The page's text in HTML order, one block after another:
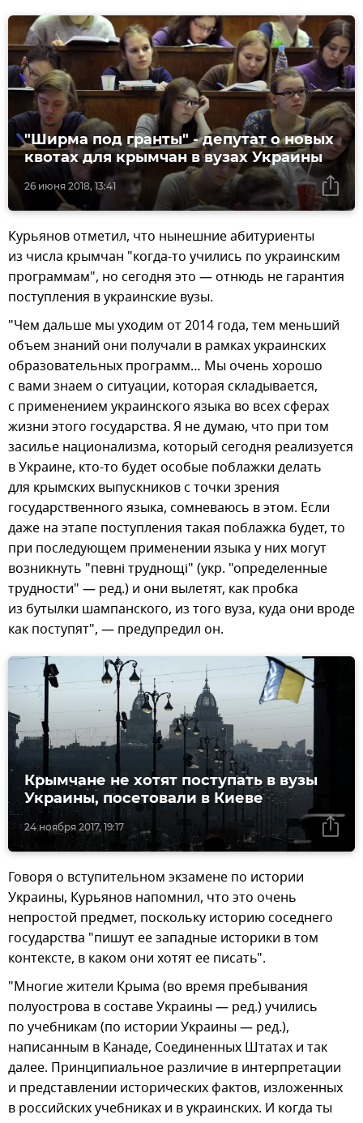
26 июня 2018, 13:41
"Ширма под гранты" - депутат о новых
квотах для крымчан в вузах Украины
Курьянов отметил, что нынешние абитуриенты
из числа крымчан "когда-то учились по украинским
программам", но сегодня это — отнюдь не гарантия
поступления в украинские вузы.
"Чем дальше мы уходим от 2014 года, тем меньший
объем знаний они получали в рамках украинских
образовательных программ… Мы очень хорошо
с вами знаем о ситуации, которая складывается,
с применением украинского языка во всех сферах
жизни этого государства. Я не думаю, что при том
засилье национализма, который сегодня реализуется
в Украине, кто-то будет особые поблажки делать
для крымских выпускников с точки зрения
государственного языка, сомневаюсь в этом. Если
даже на этапе поступления такая поблажка будет, то
при последующем применении языка у них могут
возникнуть "певнi труднощi" (укр. "определенные
трудности" — ред.) и они вылетят, как пробка
из бутылки шампанского, из того вуза, куда они вроде
как поступят", — предупредил он.
24 ноября 2017, 19:17
Крымчане не хотят поступать в вузы
Украины, посетовали в Киеве
Говоря о вступительном экзамене по истории
Украины, Курьянов напомнил, что это очень
непростой предмет, поскольку историю соседнего
государства "пишут ее западные историки в том
контексте, в каком они хотят ее писать".
"Многие жители Крыма (во время пребывания
полуострова в составе Украины — ред.) учились
по учебникам (по истории Украины — ред.),
написанным в Канаде, Соединенных Штатах и так
далее. Принципиальное различие в интерпретации
и представлении исторических фактов, изложенных
в российских учебниках и в украинских. И когда ты